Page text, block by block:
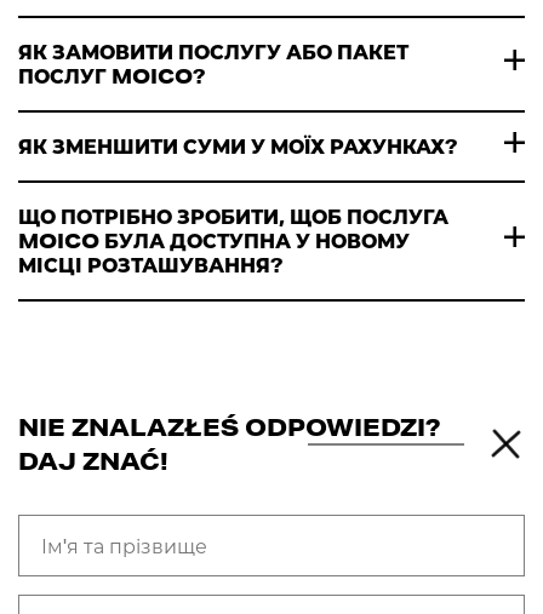
ЯК ЗАМОВИТИ ПОСЛУГУ АБО ПАКЕТ
ПОСЛУГ MOICO?
ЯК ЗМЕНШИТИ СУМИ У МОЇХ РАХУНКАХ?
ЩО ПОТРІБНО ЗРОБИТИ, ЩОБ ПОСЛУГА
MOICO БУЛА ДОСТУПНА У НОВОМУ
МІСЦІ РОЗТАШУВАННЯ?
NIE ZNALAZŁEŚ ODPOWIEDZI?
DAJ ZNAĆ!